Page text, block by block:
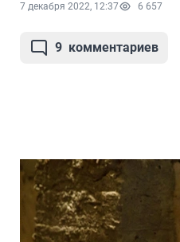
7 декабря 2022, 12:37 6 657
9 комментариев